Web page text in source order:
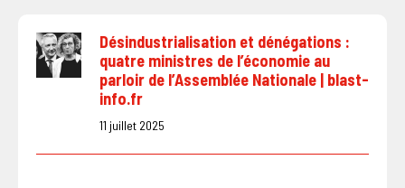
Désindustrialisation et dénégations :
quatre ministres de l’économie au
parloir de l’Assemblée Nationale | blast-
info.fr
11 juillet 2025